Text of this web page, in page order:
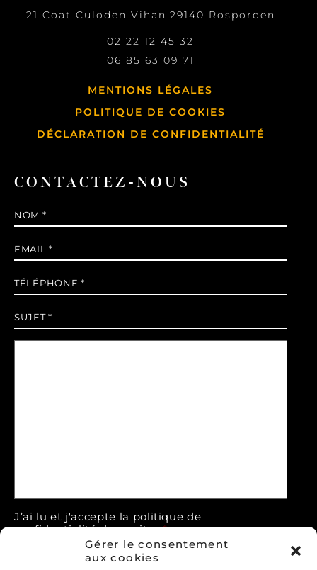
Gérer le consentement
aux cookies
21 Coat Culoden Vihan 29140 Rosporden
02 22 12 45 32
06 85 63 09 71
MENTIONS LÉGALES
POLITIQUE DE COOKIES
DÉCLARATION DE CONFIDENTIALITÉ
CONTACTEZ-NOUS
Nom
E-
mail *
Téléphone *
Sujet *
J’ai lu et j'accepte la politique de
confidentialité de ce site. *
> Déclaration de confidentialité